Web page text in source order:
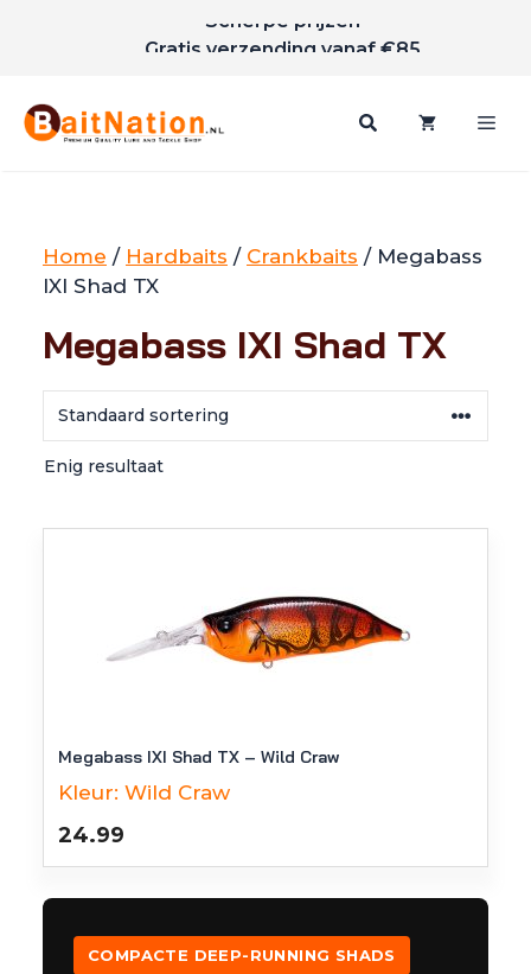
inhoud
Gratis verzending vanaf €85
Home / Hardbaits / Crankbaits / Megabass
IXI Shad TX
Megabass IXI Shad TX
Enig resultaat
Megabass IXI Shad TX – Wild Craw
Kleur: Wild Craw
24.99
COMPACTE DEEP-RUNNING SHADS